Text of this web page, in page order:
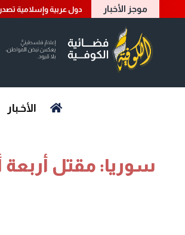
موجز الأخبار دول عربية وإسلامية تصدر
الأخـبار
سوريا: مقتل أربعة